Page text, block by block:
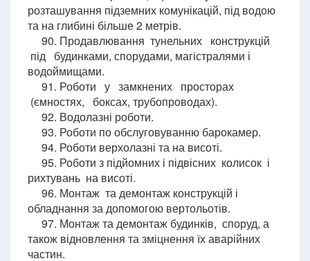
розташування підземних комунікацій, під водою
та на глибині більше 2 метрів.
90. Продавлювання тунельних конструкцій
під будинками, спорудами, магістралями і
водоймищами.
91. Роботи у замкнених просторах
(ємностях, боксах, трубопроводах).
92. Водолазні роботи.
93. Роботи по обслуговуванню барокамер.
94. Роботи верхолазні та на висоті.
95. Роботи з підйомних і підвісних колисок і
рихтувань на висоті.
96. Монтаж та демонтаж конструкцій і
обладнання за допомогою вертольотів.
97. Монтаж та демонтаж будинків, споруд, а
також відновлення та зміцнення їх аварійних
частин.